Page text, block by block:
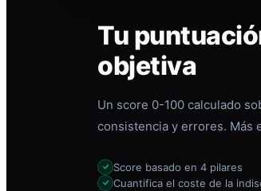
Tu
objetiva
Un score 0-100 calculado
consistencia y errores. Más
Score basado en 4 pilares
Cuantifica el coste de la